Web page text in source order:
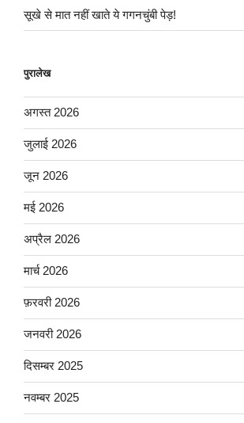
सूखे से मात नहीं खाते ये गगनचुंबी पेड़!
पुरालेख
अगस्त 2026
जुलाई 2026
जून 2026
मई 2026
अप्रैल 2026
मार्च 2026
फ़रवरी 2026
जनवरी 2026
दिसम्बर 2025
नवम्बर 2025